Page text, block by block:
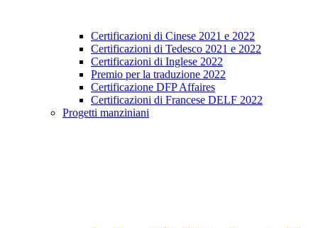
Certificazioni di Cinese 2021 e 2022
Certificazioni di Tedesco 2021 e 2022
Certificazioni di Inglese 2022
Premio per la traduzione 2022
Certificazione DFP Affaires
Certificazioni di Francese DELF 2022
Progetti manziniani